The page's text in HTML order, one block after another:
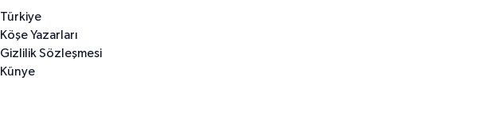
Türkiye
Köşe Yazarları
Gizlilik Sözleşmesi
Künye